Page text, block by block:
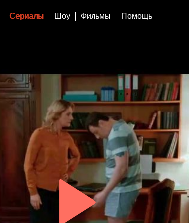
Сериалы Шоу Фильмы Помощь